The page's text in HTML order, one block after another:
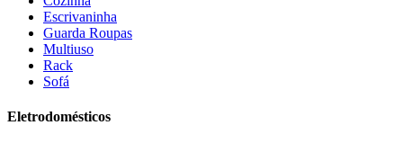
Estofados solar
Fischer
Giga
Escrivaninha
Guarda Roupas
Multiuso
Rack
Sofá
Eletrodomésticos